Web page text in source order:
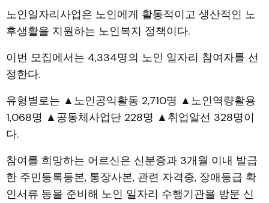
노인일자리사업은 노인에게 활동적이고 생산적인 노
후생활을 지원하는 노인복지 정책이다.
이번 모집에서는 4,334명의 노인 일자리 참여자를 선
정한다.
유형별로는 ▲노인공익활동 2,710명 ▲노인역량활용
1,068명 ▲공동체사업단 228명 ▲취업알선 328명이
다.
참여를 희망하는 어르신은 신분증과 3개월 이내 발급
한 주민등록등본, 통장사본, 관련 자격증, 장애등급 확
인서류 등을 준비해 노인 일자리 수행기관을 방문 신